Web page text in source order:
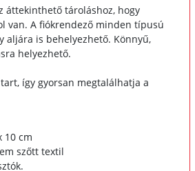
áttekinthető tároláshoz, hogy
van. A fiókrendező minden típusú
aljára is behelyezhető. Könnyű,
helyezhető.
így gyorsan megtalálhatja a
10 cm
szőtt textil